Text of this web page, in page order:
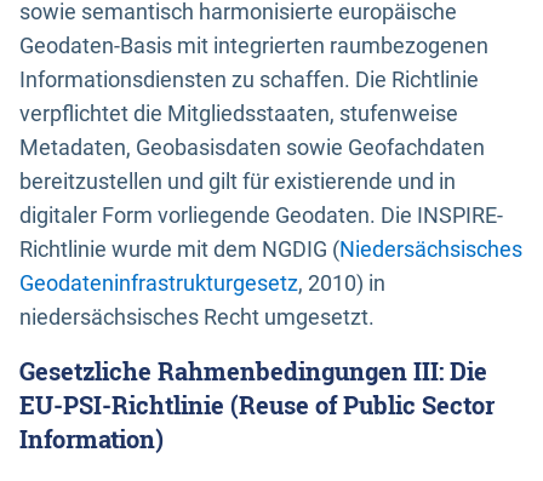
sowie semantisch harmonisierte europäische
Geodaten-Basis mit integrierten raumbezogenen
Informationsdiensten zu schaffen. Die Richtlinie
verpflichtet die Mitgliedsstaaten, stufenweise
Metadaten, Geobasisdaten sowie Geofachdaten
bereitzustellen und gilt für existierende und in
digitaler Form vorliegende Geodaten. Die INSPIRE-
Richtlinie wurde mit dem NGDIG (Niedersächsisches
Geodateninfrastrukturgesetz, 2010) in
niedersächsisches Recht umgesetzt.
Gesetzliche Rahmenbedingungen III: Die
EU-PSI-Richtlinie (Reuse of Public Sector
Information)